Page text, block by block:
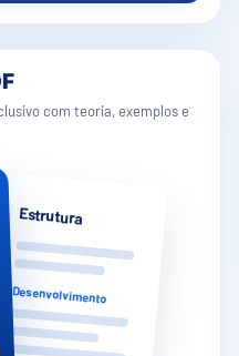
com teoria, exemplos e
Estrutura
Desenvolvimento